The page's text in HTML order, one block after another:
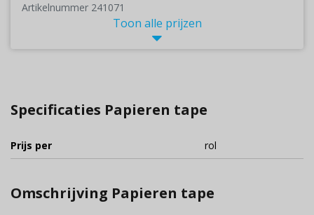
Artikelnummer 241071
Toon alle prijzen
Specificaties Papieren tape
Prijs per rol
Omschrijving Papieren tape